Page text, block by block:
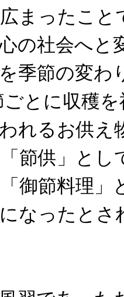
まったこと
の社会へと
季節の変わ
とに収穫
われるお供
節供」とし
御節料理」
なったとさ